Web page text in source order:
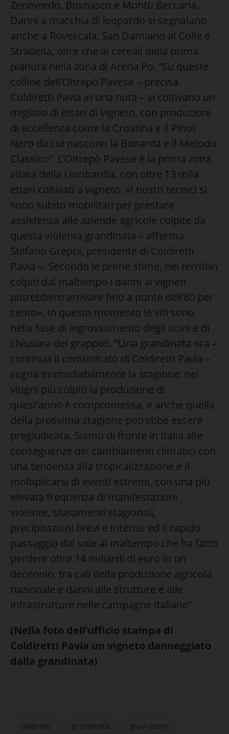
Zenevredo, Bosnasco e Montù Beccaria.
Danni a macchia di leopardo si segnalano
anche a Rovescala, San Damiano al Colle e
Stradella, oltre che ai cereali della prima
pianura nella zona di Arena Po. “Su queste
colline dell’Oltrepò Pavese – precisa
Coldiretti Pavia in una nota – si coltivano un
migliaio di ettari di vigneto, con produzioni
di eccellenza come la Croatina e il Pinot
Nero da cui nascono la Bonarda e il Metodo
Classico”. L’Oltrepò Pavese è la prima zona
vitata della Lombardia, con oltre 13 mila
ettari coltivati a vigneto. «I nostri tecnici si
sono subito mobilitati per prestare
assistenza alle aziende agricole colpite da
questa violenta grandinata – afferma
Stefano Greppi, presidente di Coldiretti
Pavia –. Secondo le prime stime, nei territori
colpiti dal maltempo i danni ai vigneti
potrebbero arrivare fino a punte dell’80 per
cento». In questo momento le viti sono
nella fase di ingrossamento degli acini e di
chiusura dei grappoli. “Una grandinata ora –
continua il comunicato di Coldiretti Pavia –
segna irrimediabilmente la stagione: nei
vitigni più colpiti la produzione di
quest’anno è compromessa, e anche quella
della prossima stagione potrebbe essere
pregiudicata. Siamo di fronte in Italia alle
conseguenze dei cambiamenti climatici con
una tendenza alla tropicalizzazione e il
moltiplicarsi di eventi estremi, con una più
elevata frequenza di manifestazioni
violente, sfasamenti stagionali,
precipitazioni brevi e intense ed il rapido
passaggio dal sole al maltempo che ha fatto
perdere oltre 14 miliardi di euro in un
decennio, tra cali della produzione agricola
nazionale e danni alle strutture e alle
infrastrutture nelle campagne italiane”.
(Nella foto dell’ufficio stampa di
Coldiretti Pavia un vigneto danneggiato
dalla grandinata)
coldiretti grandinata gravi danni